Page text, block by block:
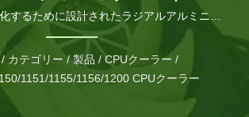
冷却ソリューシ
ョン
するために設計されたラジアルアルミニウ
ムフィンと静音動作
/ カテゴリー / 製品 / CPUクーラー /
1151/1155/1156/1200 CPUクーラー